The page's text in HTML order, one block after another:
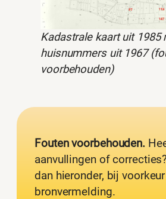
Kadastrale kaart uit 1985
huisnummers uit 1967
voorbehouden)
Fouten voorbehouden.
aanvullingen of
dan hieronder, bij
bronvermelding.